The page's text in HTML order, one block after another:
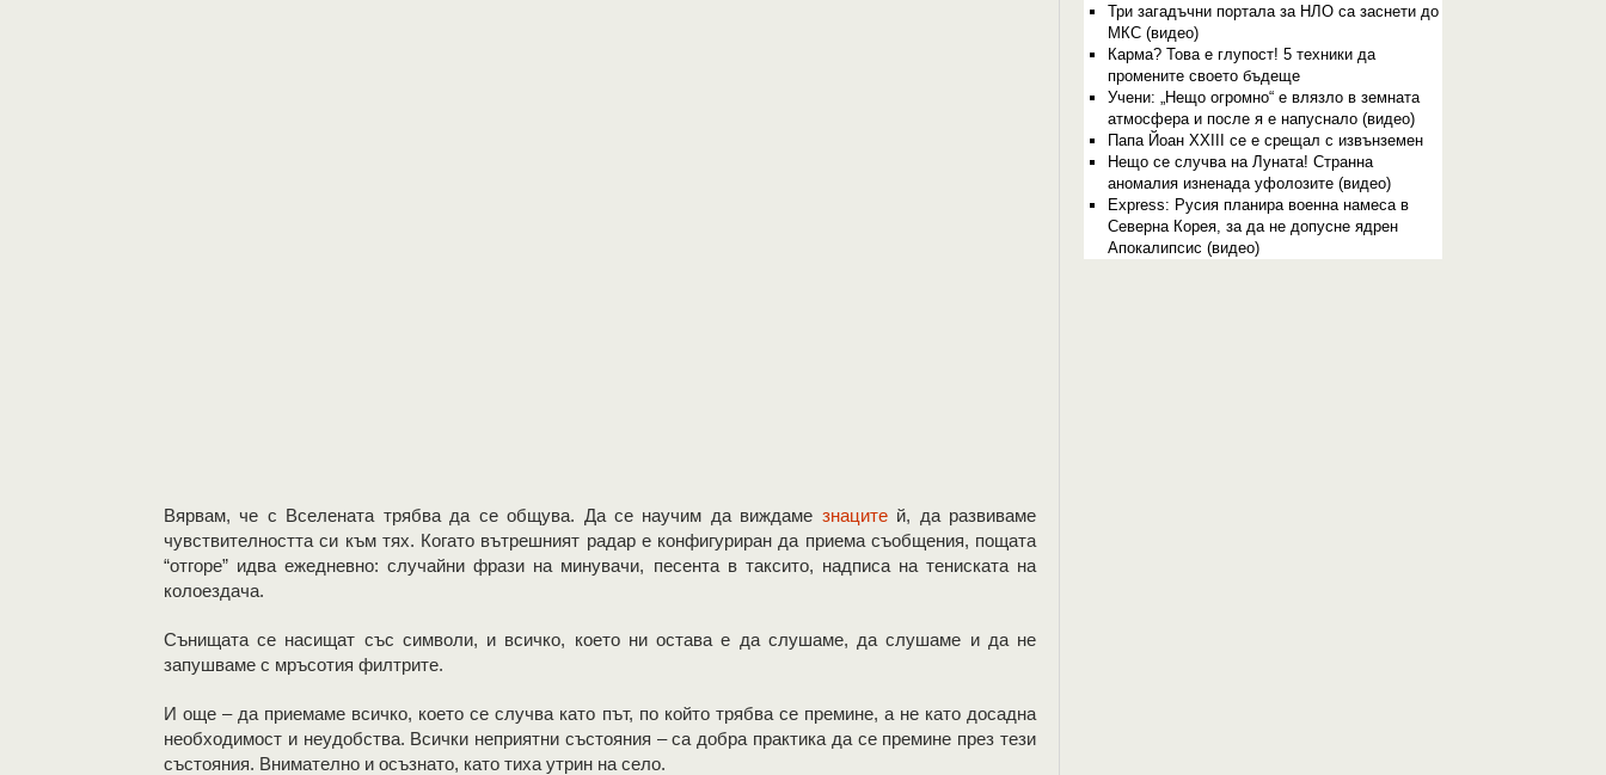
Вярвам, че с Вселената трябва да се общува. Да се научим да виждаме знацитей, да развиваме
чувствителността си към тях. Когато вътрешният радар е конфигуриран да приема съобщения, пощата
“отгоре” идва ежедневно: случайни фрази на минувачи, песента в таксито, надписа на тениската на
колоездача.
Сънищата се насищат със символи, и всичко, което ни остава е да слушаме, да слушаме и да не
запушваме с мръсотия филтрите.
И още – да приемаме всичко, което се случва като път, по който трябва се премине, а не като досадна
необходимост и неудобства. Всички неприятни състояния – са добра практика да се премине през тези
състояния. Внимателно и осъзнато, като тиха утрин на село.
Три загадъчни портала за НЛО са заснети до
МКС (видео)
Карма? Това е глупост! 5 техники да
промените своето бъдеще
Учени: „Нещо огромно“ е влязло в земната
атмосфера и после я е напуснало (видео)
Папа Йоан XXIII се е срещал с извънземен
Нещо се случва на Луната! Странна
аномалия изненада уфолозите (видео)
Express: Русия планира военна намеса в
Северна Корея, за да не допусне ядрен
Апокалипсис (видео)